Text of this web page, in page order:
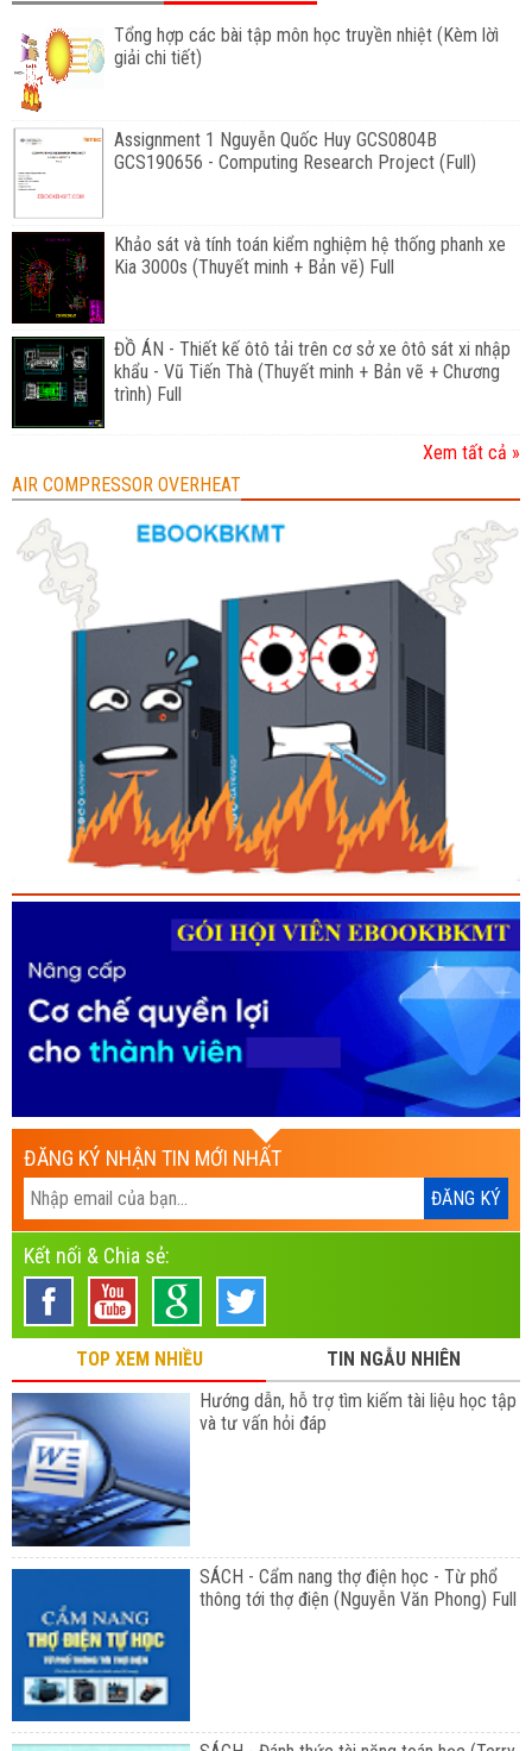
Tổng hợp các bài tập môn học truyền nhiệt (Kèm lờì
giải chi tiết)
Assignment 1 Nguyễn Quốc Huy GCS0804B
GCS190656 - Computing Research Project (Full)
Khảo sát và tính toán kiểm nghiệm hệ thống phanh xe
Kia 3000s (Thuyết minh + Bản vẽ) Full
ĐỒ ÁN - Thiết kế ôtô tải trên cơ sở xe ôtô sát xi nhập
khẩu - Vũ Tiến Thà (Thuyết minh + Bản vẽ + Chương
trình) Full
Xem tất cả »
AIR COMPRESSOR OVERHEAT
ĐĂNG KÝ NHẬN TIN MỚI NHẤT
Kết nối & Chia sẻ:
TOP XEM NHIỀU
TIN NGẪU NHIÊN
Hướng dẫn, hỗ trợ tìm kiếm tài liệu học tập
và tư vấn hỏi đáp
SÁCH - Cẩm nang thợ điện học - Từ phổ
thông tới thợ điện (Nguyễn Văn Phong) Full